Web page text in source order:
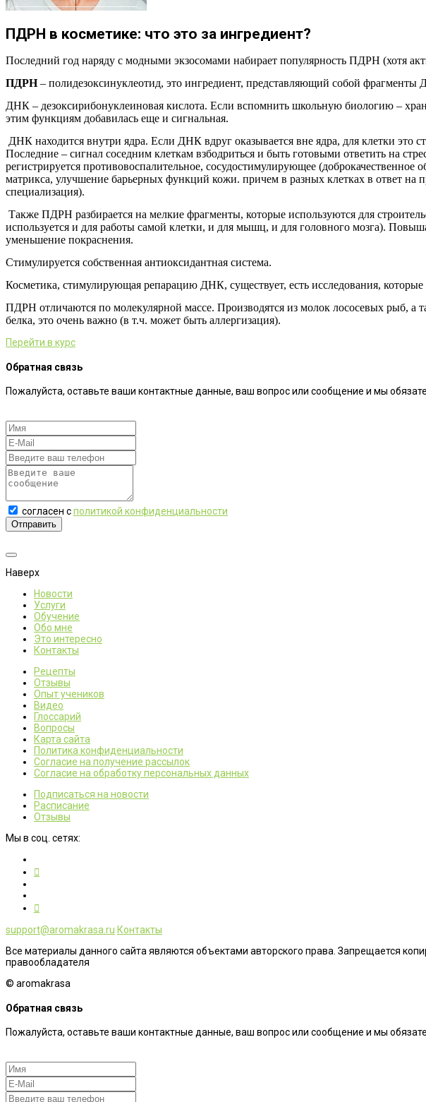
ПДРН в косметике: что это за ингредиент?
Последний год наряду с модными экзосомами набирает популярность ПДРН (хотя
ПДРН– полидезоксинуклеотид, это ингредиент, представляющий собой фрагменты
ДНК – дезоксирибонуклеиновая кислота. Если вспомнить школьную биологию –
этим функциям добавилась еще и сигнальная.
ДНК находится внутри ядра. Если ДНК вдруг оказывается вне ядра, для клетки это
Последние – сигнал соседним клеткам взбодриться и быть готовыми ответить на
регистрируется противовоспалительное, сосудостимулирующее
матрикса, улучшение барьерных функций кожи. причем в разных клетках в ответ
специализация).
Также ПДРН разбирается на мелкие фрагменты, которые используются для
используется и для работы самой клетки, и для мышц, и для головного мозга).
уменьшение покраснения.
Стимулируется собственная антиоксидантная система.
Косметика, стимулирующая репарацию ДНК, существует, есть исследования,
ПДРН отличаются по молекулярной массе. Производятся из молок лососевых рыб,
белка, это очень важно (в т.ч. может быть аллергизация).
Перейти в курс
Обратная связь
Пожалуйста, оставьте ваши контактные данные, ваш вопрос или сообщение и мы
согласен сполитикой конфиденциальности
Отправить
Наверх
Новости
Услуги
Обучение
Обо мне
Это интересно
Контакты
Рецепты
Отзывы
Опыт учеников
Видео
Глоссарий
Вопросы
Карта сайта
Политика конфиденциальности
Согласие на получение рассылок
Согласие на обработку персональных данных
Подписаться на новости
Расписание
Отзывы
Мы в соц. сетях:
support@aromakrasa.ru Контакты
Все материалы данного сайта являются объектами авторского права. Запрещается
правообладателя
© aromakrasa
Обратная связь
Пожалуйста, оставьте ваши контактные данные, ваш вопрос или сообщение и мы